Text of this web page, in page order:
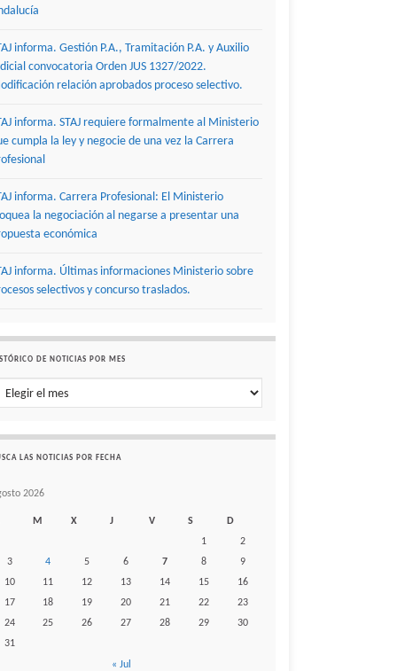
informa. Gestión P.A., Tramitación P.A. y Auxilio
convocatoria Orden JUS 1327/2022.
relación aprobados proceso selectivo.
informa. STAJ requiere formalmente al Ministerio
cumpla la ley y negocie de una vez la Carrera
informa. Carrera Profesional: El Ministerio
la negociación al negarse a presentar una
económica
informa. Últimas informaciones Ministerio sobre
selectivos y concurso traslados.
DE NOTICIAS POR MES
de noticias por mes
LAS NOTICIAS POR FECHA
2026
M X J V S
D
1
2
3
4 5 6 7 8
9
10
11 12 13 14 15
16
17
18 19 20 21 22
23
24
25 26 27 28 29
30
31
« Jul